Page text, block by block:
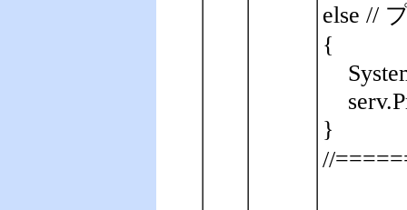
else //
{
}
//